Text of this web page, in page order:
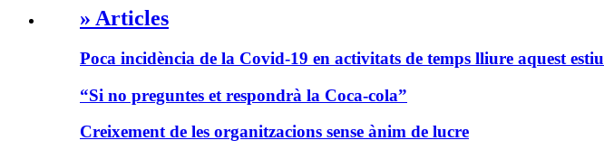
» Articles
Poca incidència de la Covid-19 en activitats de temps lliure aquest estiu
“Si no preguntes et respondrà la Coca-cola”
Creixement de les organitzacions sense ànim de lucre